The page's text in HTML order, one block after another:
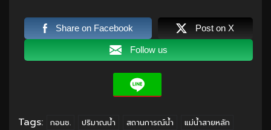
Share on Facebook Post on X
Follow us
Tags: กอนช. ปริมาณน้ำ สถานการณ์น้ำ แม่น้ำสายหลัก